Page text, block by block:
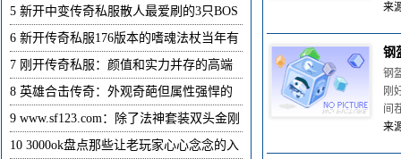
来
钢
钢
刚
间
来
5 新开中变传奇私服散人最爱刷的3只BOS
6 新开传奇私服176版本的嗜魂法杖当年有
7 刚开传奇私服：颜值和实力并存的高端
8 英雄合击传奇：外观奇葩但属性强悍的
9 www.sf123.com：除了法神套装双头金刚
10 3000ok盘点那些让老玩家心心念念的入